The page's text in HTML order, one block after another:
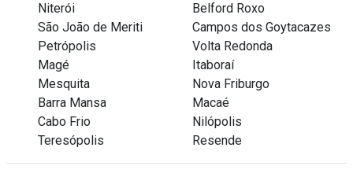
Niterói
Belford Roxo
São João de Meriti
Campos dos Goytacazes
Petrópolis
Volta Redonda
Magé
Itaboraí
Mesquita
Nova Friburgo
Barra Mansa
Macaé
Cabo Frio
Nilópolis
Teresópolis
Resende